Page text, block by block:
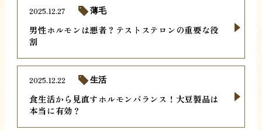
男性ホルモンは悪者？テストステロンの重要な役
割
2025.12.27 薄毛
食生活から見直すホルモンバランス！大豆製品は
本当に有効？
2025.12.22 生活